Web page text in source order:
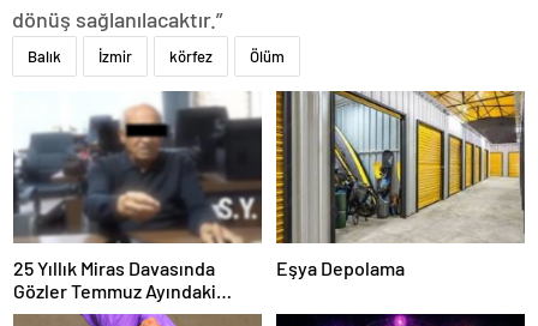
dönüş sağlanılacaktır.”
Balık İzmir körfez Ölüm
25 Yıllık Miras Davasında
Gözler Temmuz Ayındaki
Karar Duruşmasına Çevrildi
Eşya Depolama